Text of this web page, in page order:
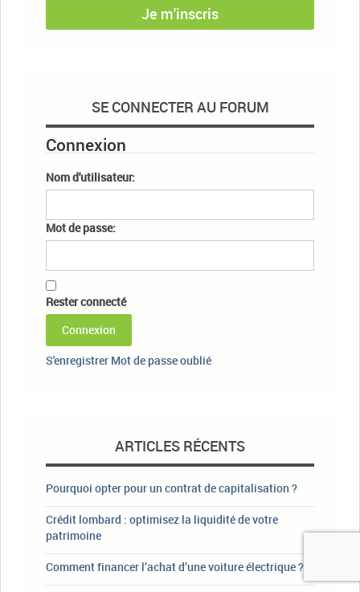
Je m'inscris
SE CONNECTER AU FORUM
Connexion
Nom d'utilisateur:
Mot de passe:
Rester connecté
Connexion
S'enregistrer Mot de passe oublié
ARTICLES RÉCENTS
Pourquoi opter pour un contrat de capitalisation ?
Crédit lombard : optimisez la liquidité de votre
patrimoine
Comment financer l’achat d’une voiture électrique ?